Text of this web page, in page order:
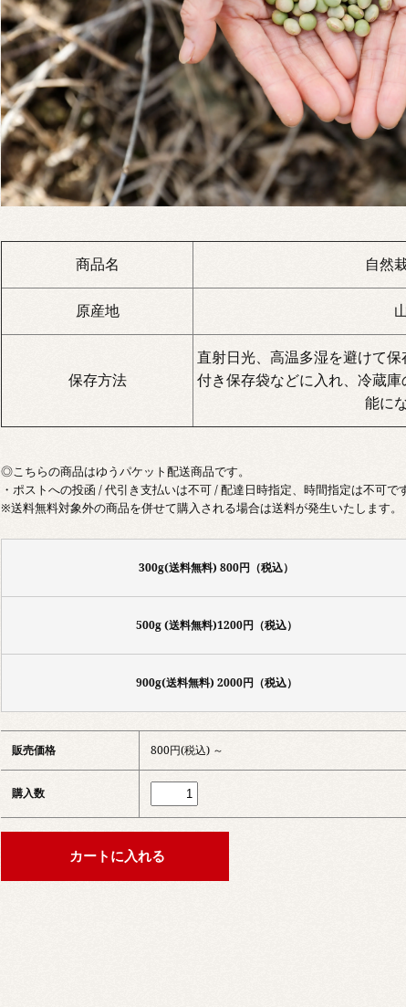
商品名 自然
原産地
保存方法
直射日光、高温多湿を避けて
付き保存袋などに入れ、冷蔵
能に
◎こちらの商品はゆうパケット配送商品です。
・ポストへの投函 / 代引き支払いは不可 / 配達日時指定、時間指定は不可で
※送料無料対象外の商品を併せて購入される場合は送料が発生いたします。
300g(送料無料) 800円（税込）
500g (送料無料)1200円（税込）
900g(送料無料) 2000円（税込）
販売価格 800円(税込) ～
購入数